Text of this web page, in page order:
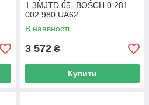
1.3MJTD 05- BOSCH 0 281
002 980 UA62
В наявності
3 572 ₴
Купити